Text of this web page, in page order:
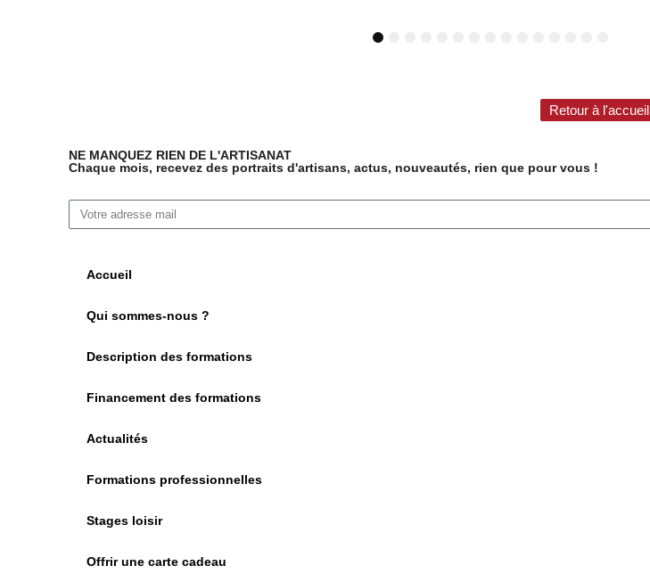
4
Retour à l'accueil
NE MANQUEZ RIEN DE L'ARTISANAT
Chaque mois, recevez des portraits d'artisans, actus, nouveautés, rien que pour vous !
Accueil
Qui sommes-nous ?
Description des formations
Financement des formations
Actualités
Formations professionnelles
Stages loisir
Offrir une carte cadeau